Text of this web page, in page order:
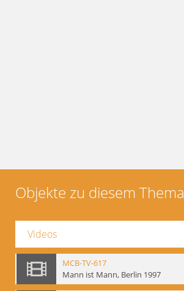
Objekte zu diesem Thema
Videos
MCB-TV-617
Mann ist Mann, Berlin 1997